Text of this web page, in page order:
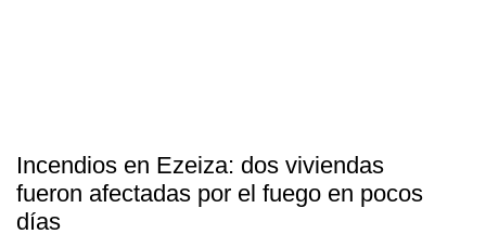
Incendios en Ezeiza: dos viviendas
fueron afectadas por el fuego en pocos
días